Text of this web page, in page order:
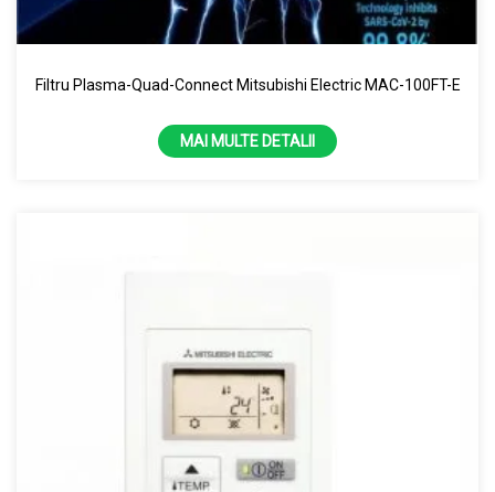
68000 BTU
8 KW
Filtru Plasma-Quad-Connect Mitsubishi Electric MAC-100FT-E
MAI MULTE DETALII